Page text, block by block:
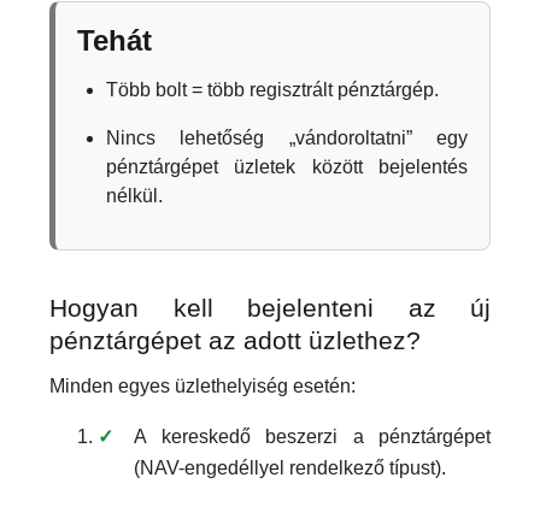
Tehát
Több bolt = több regisztrált pénztárgép.
Nincs lehetőség „vándoroltatni” egy
pénztárgépet üzletek között bejelentés
nélkül.
Hogyan kell bejelenteni az új
pénztárgépet az adott üzlethez?
Minden egyes üzlethelyiség esetén:
A kereskedő beszerzi a pénztárgépet
(NAV-engedéllyel rendelkező típust).